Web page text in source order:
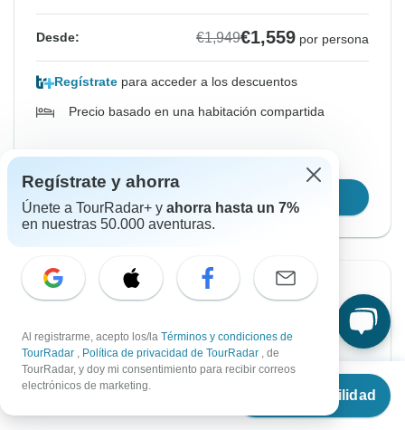
Desde €1,949
Ver disponibilidad
Desde: €1,949€1,559 por persona
Regístrate para acceder a los descuentos
Precio basado en una habitación compartida
Reserva la plaza durante 48h
Confirmación instantánea
Desde Sábado
17 oct., 2026
Hasta Domingo
25 oct., 2026
Casi agotado
Regístrate y ahorra
Únete a TourRadar+ y ahorra hasta un 7%
en nuestras 50.000 aventuras.
Al registrarme, acepto los/la Términos y condiciones de
TourRadar , Política de privacidad de TourRadar , de
TourRadar, y doy mi consentimiento para recibir correos
electrónicos de marketing.